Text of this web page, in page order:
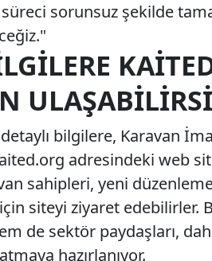
süreci sorunsuz şekilde
bilgilere, Karavan
adresindeki web
sahipleri, yeni
siteyi ziyaret edebilirler.
de sektör paydaşları,
hazırlanıyor.